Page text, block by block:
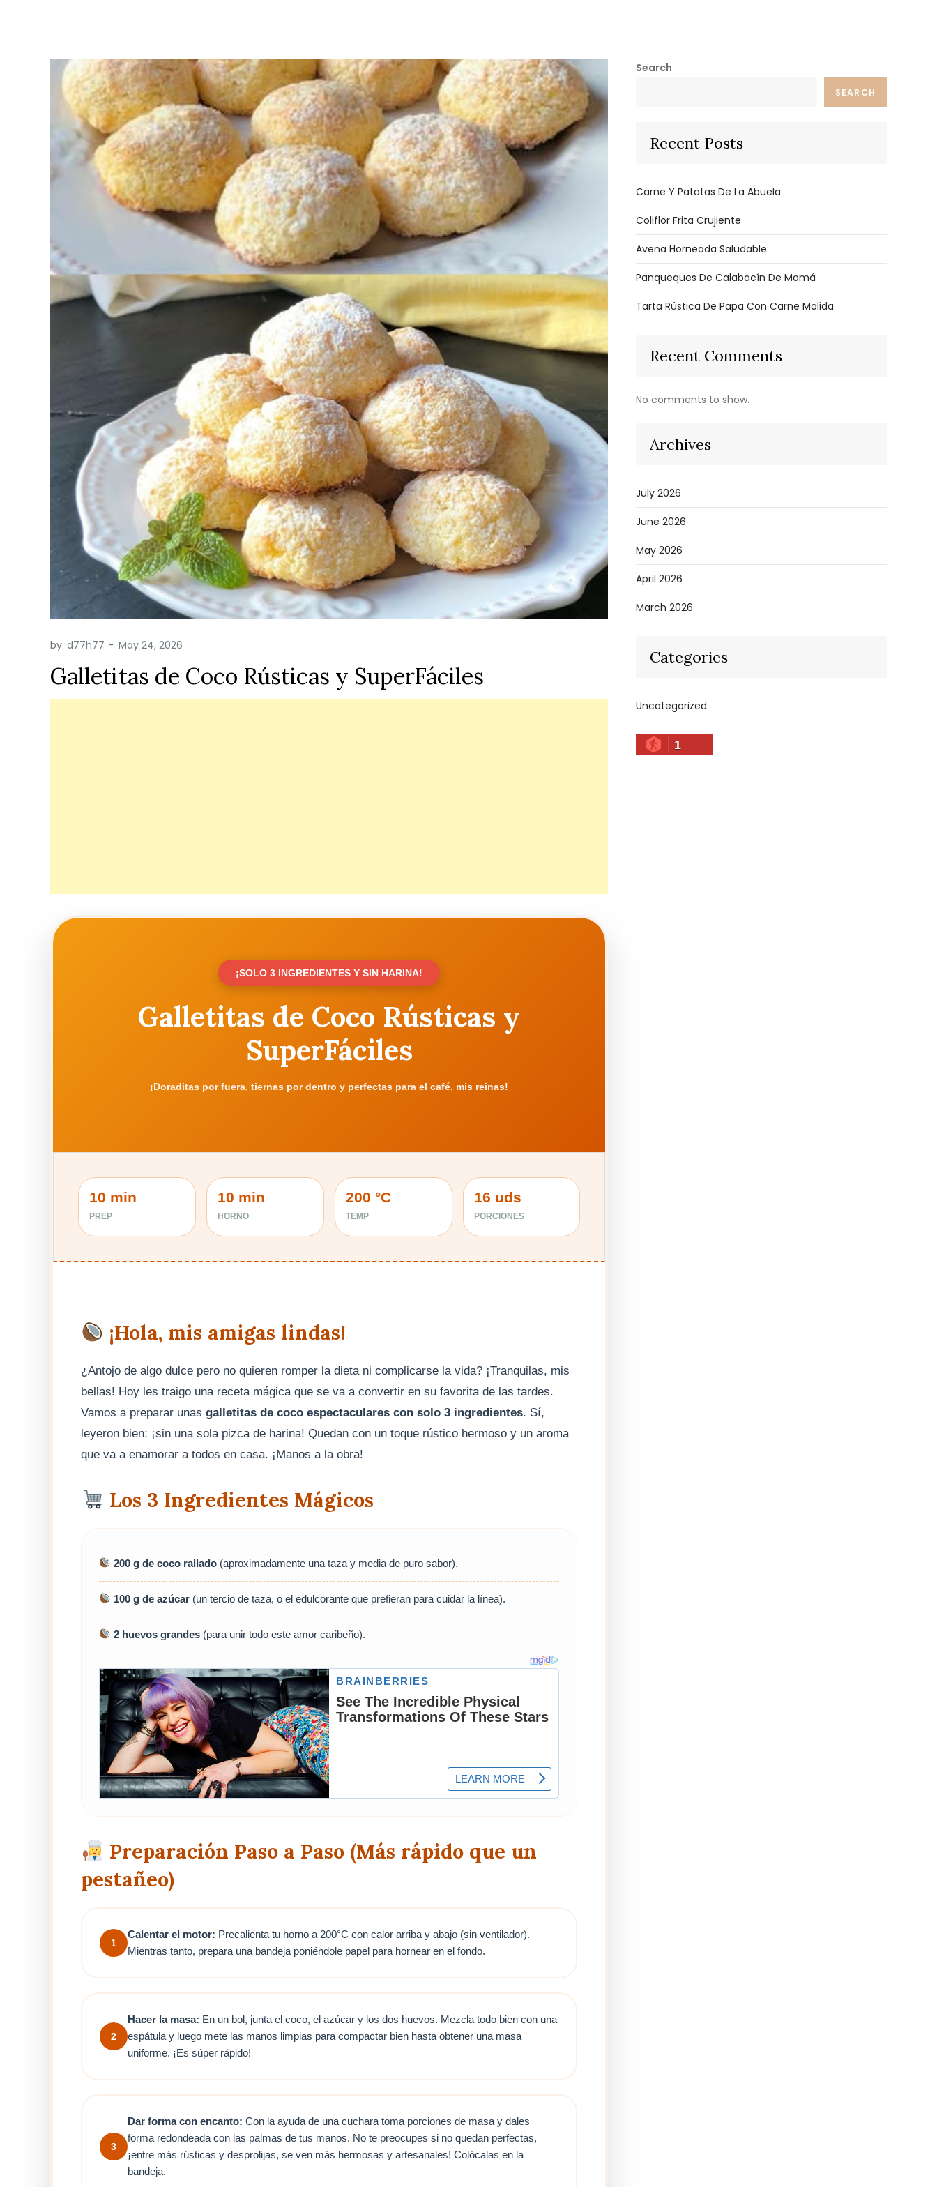
by: d77h77
Galletitas de Coco Rústicas y SuperFáciles
¡SOLO 3 INGREDIENTES Y SIN HARINA!
Galletitas de Coco Rústicas y
SuperFáciles
¡Doraditas por fuera, tiernas por dentro y perfectas para el café, mis reinas!
10 min
PREP
10 min
HORNO
200 °C
TEMP
16 uds
PORCIONES
¡Hola, mis amigas lindas!
¿Antojo de algo dulce pero no quieren romper la dieta ni complicarse la vida? ¡Tranquilas, mis
bellas! Hoy les traigo una receta mágica que se va a convertir en su favorita de las tardes.
Vamos a preparar unas galletitas de coco espectaculares con solo 3 ingredientes. Sí,
leyeron bien: ¡sin una sola pizca de harina! Quedan con un toque rústico hermoso y un aroma
que va a enamorar a todos en casa. ¡Manos a la obra!
Los 3 Ingredientes Mágicos
200 g de coco rallado (aproximadamente una taza y media de puro sabor).
100 g de azúcar (un tercio de taza, o el edulcorante que prefieran para cuidar la línea).
2 huevos grandes (para unir todo este amor caribeño).
Preparación Paso a Paso (Más rápido que un
pestañeo)
1
Calentar el motor: Precalienta tu horno a 200°C con calor arriba y abajo (sin ventilador).
Mientras tanto, prepara una bandeja poniéndole papel para hornear en el fondo.
2
Hacer la masa: En un bol, junta el coco, el azúcar y los dos huevos. Mezcla todo bien con una
espátula y luego mete las manos limpias para compactar bien hasta obtener una masa
uniforme. ¡Es súper rápido!
3
Dar forma con encanto: Con la ayuda de una cuchara toma porciones de masa y dales
forma redondeada con las palmas de tus manos. No te preocupes si no quedan perfectas,
¡entre más rústicas y desprolijas, se ven más hermosas y artesanales! Colócalas en la
bandeja.
Search
SEARCH
Recent Posts
Carne Y Patatas De La Abuela
Coliflor Frita Crujiente
Avena Horneada Saludable
Panqueques De Calabacín De Mamá
Tarta Rústica De Papa Con Carne Molida
Recent Comments
No comments to show.
Archives
July 2026
June 2026
May 2026
April 2026
March 2026
Categories
Uncategorized
1